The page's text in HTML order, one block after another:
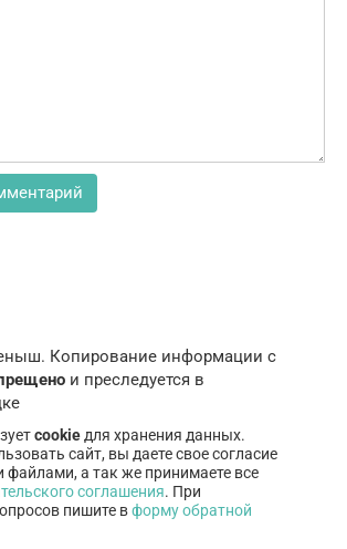
Копирование информации с
и преследуется в
cookie для хранения данных.
сайт, вы даете свое согласие
файлами, а так же принимаете все
соглашения. При
пишите вформу обратной